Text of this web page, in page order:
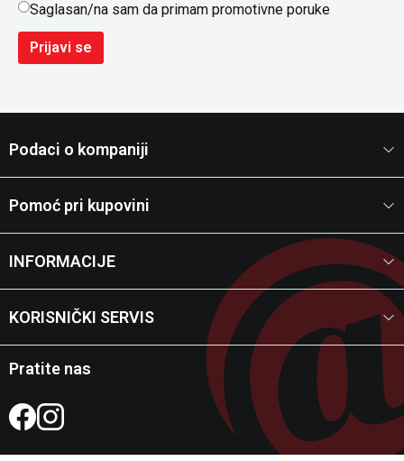
Saglasan/na sam da primam promotivne poruke
Prijavi se
Podaci o kompaniji
Pomoć pri kupovini
INFORMACIJE
KORISNIČKI SERVIS
Pratite nas